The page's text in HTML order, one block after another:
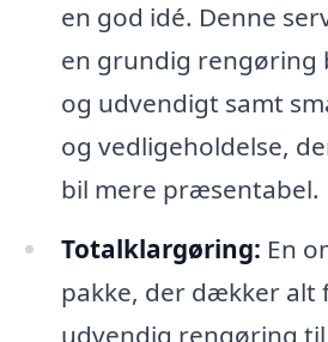
en god idé. Denne
en grundig rengøring
og udvendigt samt
og vedligeholdelse,
bil mere præsentabel.
Totalklargøring: En
pakke, der dækker alt
udvendig rengøring